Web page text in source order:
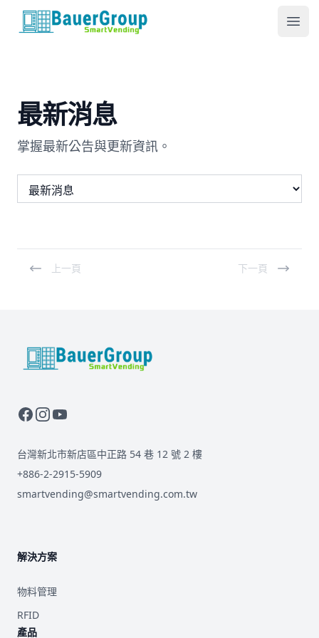
包爾科技
最新消息
掌握最新公告與更新資訊。
上一頁 下一頁
BauerGroup Tech
台灣新北市新店區中正路 54 巷 12 號 2 樓
+886-2-2915-5909
smartvending@smartvending.com.tw
解決方案
物料管理
RFID
產品